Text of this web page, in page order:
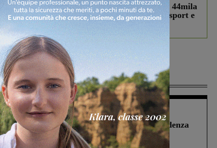
Estra Notizie agosto: Smart Cities, oltre 44mila
studenti coinvolti, torna il bando per lo sport e
debutta il podcast Estrair
Più lette
Figline Incisa Valdarno 1 Agosto 2026
Piscina di Figline finanziata oltre la scadenza
Pnrr, il gruppo di Fratelli d’Italia: “Un
ringraziamento al Governo”